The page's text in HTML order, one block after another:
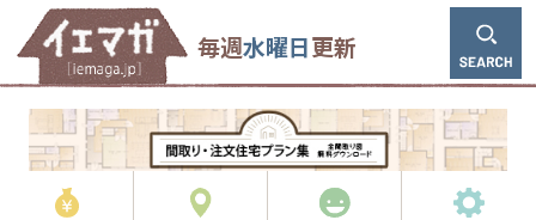
毎週水曜日更新